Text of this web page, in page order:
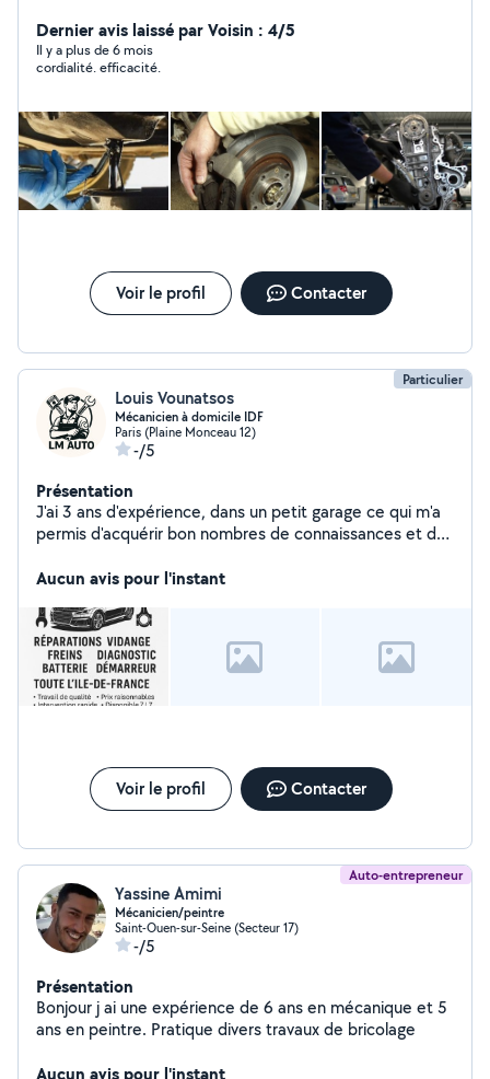
Dernier avis laissé par Voisin : 4/5
Il y a plus de 6 mois
cordialité. efficacité.
Voir le profil Contacter
Particulier
Louis Vounatsos
Mécanicien à domicile IDF
Paris (Plaine Monceau 12)
-/5
Présentation
J'ai 3 ans d'expérience, dans un petit garage ce qui m'a
permis d'acquérir bon nombres de connaissances et de
Aucun avis pour l'instant
Voir le profil Contacter
Auto-entrepreneur
Yassine Amimi
Mécanicien/peintre
Saint-Ouen-sur-Seine (Secteur 17)
-/5
Présentation
Bonjour j ai une expérience de 6 ans en mécanique et 5
ans en peintre. Pratique divers travaux de bricolage
Aucun avis pour l'instant